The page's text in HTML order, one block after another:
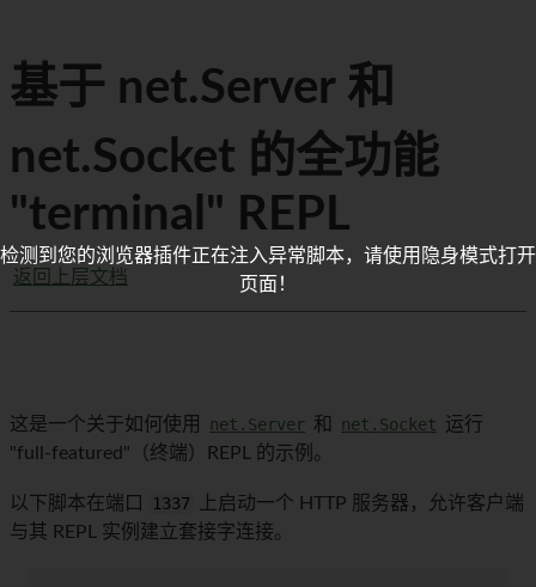
基于 net.Server 和
net.Socket 的全功能
"terminal" REPL
返回上层文档
这是一个关于如何使用 net.Server 和 net.Socket 运行
"full-featured"（终端）REPL 的示例。
以下脚本在端口 1337
上启动一个 HTTP 服务器，允许客户端
与其 REPL 实例建立套接字连接。
检测到您的浏览器插件正在注入异常脚本，请使用隐身模式打开
页面！